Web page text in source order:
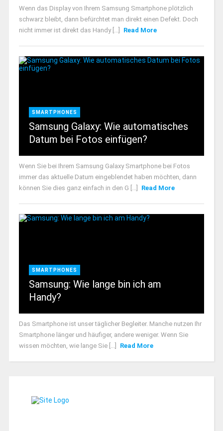
Wenn das Display von Ihrem Samsung Smartphone plötzlich
schwarz bleibt, dann befürchtet man direkt einen Defekt. Doch
nicht immer ist direkt das Handy [...]
Read More
SMARTPHONES
Samsung Galaxy: Wie automatisches
Datum bei Fotos einfügen?
Wenn Sie bei Ihrem Samsung Galaxy Smartphone bei Fotos
immer das aktuelle Datum eingeblendet haben möchten, dann
können Sie dies ganz einfach in den G [...]
Read More
SMARTPHONES
Samsung: Wie lange bin ich am
Handy?
Das Smartphone ist unser täglicher Begleiter. Manche nutzen Ihr
Smartphone länger und häufiger, andere weniger. Wenn Sie
wissen möchten, wie lange Sie [...]
Read More